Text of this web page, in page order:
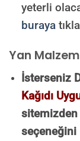
yeterli
buraya
Yan
İsterseniz
Kağıdı
seçeneğini